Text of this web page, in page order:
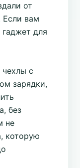
от
Если вам
гаджет для
с
зарядки,
без
не
которую